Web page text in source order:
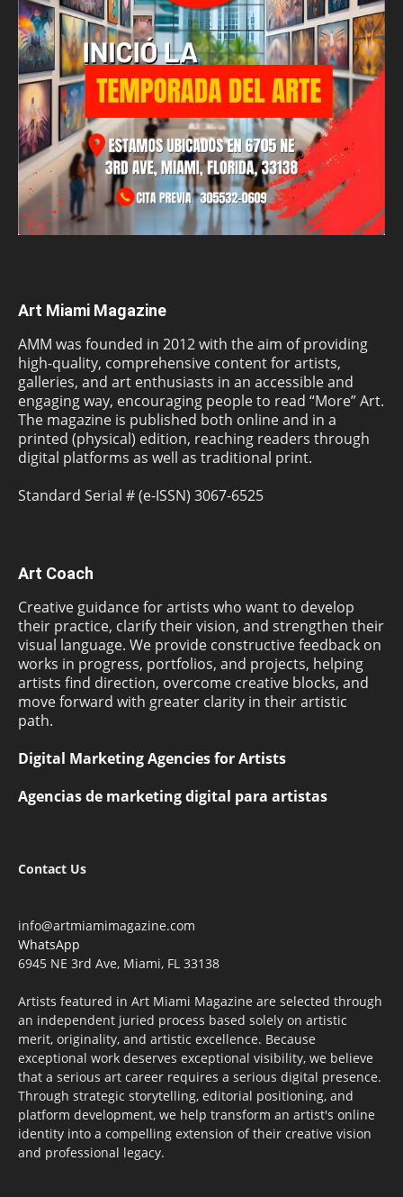
Art Miami Magazine
AMM was founded in 2012 with the aim of providing
high-quality, comprehensive content for artists,
galleries, and art enthusiasts in an accessible and
engaging way, encouraging people to read “More” Art.
The magazine is published both online and in a
printed (physical) edition, reaching readers through
digital platforms as well as traditional print.
Standard Serial # (e-ISSN) 3067-6525
Art Coach
Creative guidance for artists who want to develop
their practice, clarify their vision, and strengthen their
visual language. We provide constructive feedback on
works in progress, portfolios, and projects, helping
artists find direction, overcome creative blocks, and
move forward with greater clarity in their artistic
path.
Digital Marketing Agencies for Artists
Agencias de marketing digital para artistas
Contact Us
info@artmiamimagazine.com
WhatsApp
6945 NE 3rd Ave, Miami, FL 33138
Artists featured in Art Miami Magazine are selected through
an independent juried process based solely on artistic
merit, originality, and artistic excellence. Because
exceptional work deserves exceptional visibility, we believe
that a serious art career requires a serious digital presence.
Through strategic storytelling, editorial positioning, and
platform development, we help transform an artist's online
identity into a compelling extension of their creative vision
and professional legacy.